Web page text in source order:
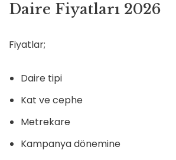
Daire Fiyatları 2026
Fiyatlar;
Daire tipi
Kat ve cephe
Metrekare
Kampanya dönemine